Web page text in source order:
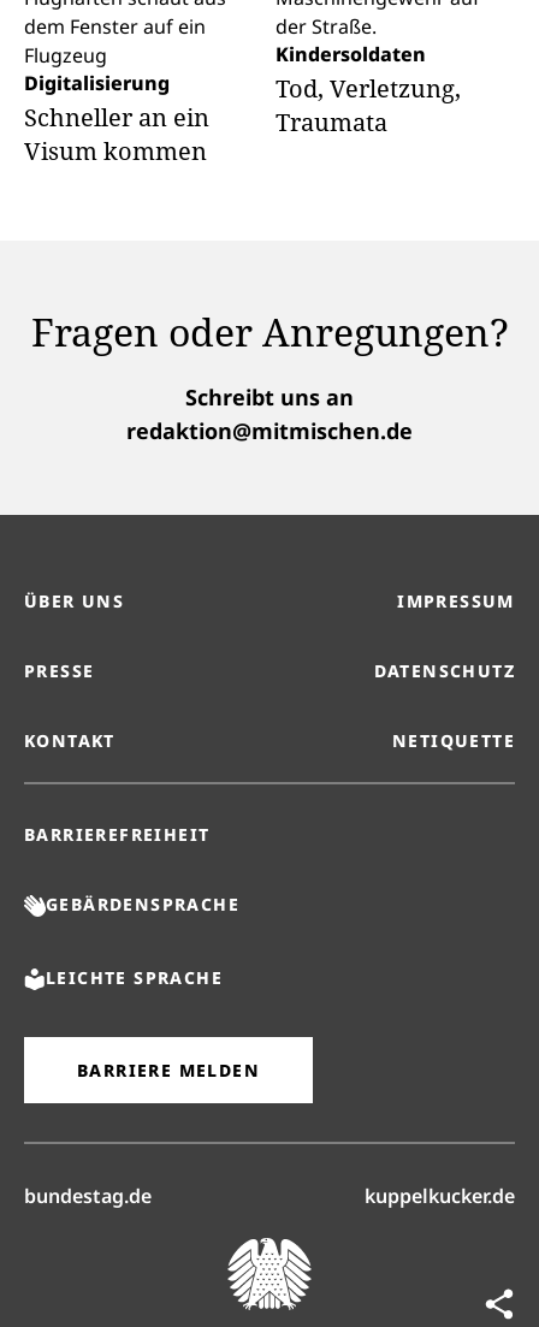
Digitalisierung
Schneller an ein
Visum kommen
Kindersoldaten
Tod, Verletzung,
Traumata
Fragen oder Anregungen?
Schreibt uns an
redaktion@mitmischen.de
ÜBER UNS IMPRESSUM
PRESSE DATENSCHUTZ
KONTAKT NETIQUETTE
BARRIEREFREIHEIT
GEBÄRDENSPRACHE
LEICHTE SPRACHE
BARRIERE MELDEN
bundestag.de(öffnet in neuem Reiter)kuppelkucker.de